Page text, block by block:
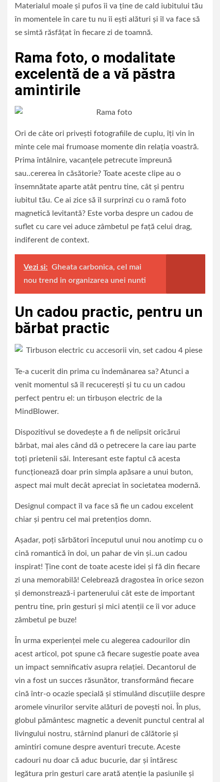
Materialul moale și pufos îi va ține de cald iubitului tău
în momentele în care tu nu îi ești alături și îl va face să
se simtă răsfățat în fiecare zi de toamnă.
Rama foto, o modalitate
excelentă de a vă păstra
amintirile
Ori de câte ori privești fotografiile de cuplu, îți vin în
minte cele mai frumoase momente din relația voastră.
Prima întâlnire, vacanțele petrecute împreună
sau..cererea în căsătorie? Toate aceste clipe au o
însemnătate aparte atât pentru tine, cât și pentru
iubitul tău. Ce ai zice să îl surprinzi cu o ramă foto
magnetică levitantă? Este vorba despre un cadou de
suflet cu care vei aduce zâmbetul pe față celui drag,
indiferent de context.
Vezi si: Gheata carbonica, cel mai
nou trend in organizarea unei nunti
Un cadou practic, pentru un
bărbat practic
Te-a cucerit din prima cu îndemânarea sa? Atunci a
venit momentul să îl recucerești și tu cu un cadou
perfect pentru el: un tirbușon electric de la
MindBlower.
Dispozitivul se dovedește a fi de nelipsit oricărui
bărbat, mai ales când dă o petrecere la care iau parte
toți prietenii săi. Interesant este faptul că acesta
funcționează doar prin simpla apăsare a unui buton,
aspect mai mult decât apreciat în societatea modernă.
Designul compact îl va face să fie un cadou excelent
chiar și pentru cel mai pretențios domn.
Așadar, poți sărbători începutul unui nou anotimp cu o
cină romantică în doi, un pahar de vin și..un cadou
inspirat! Ține cont de toate aceste idei și fă din fiecare
zi una memorabilă! Celebrează dragostea în orice sezon
și demonstrează-i partenerului cât este de important
pentru tine, prin gesturi și mici atenții ce îi vor aduce
zâmbetul pe buze!
În urma experienței mele cu alegerea cadourilor din
acest articol, pot spune că fiecare sugestie poate avea
un impact semnificativ asupra relației. Decantorul de
vin a fost un succes răsunător, transformând fiecare
cină într-o ocazie specială și stimulând discuțiile despre
aromele vinurilor servite alături de povești noi. În plus,
globul pământesc magnetic a devenit punctul central al
livingului nostru, stârnind planuri de călătorie și
amintiri comune despre aventuri trecute. Aceste
cadouri nu doar că aduc bucurie, dar și întăresc
legătura prin gesturi care arată atenție la pasiunile și